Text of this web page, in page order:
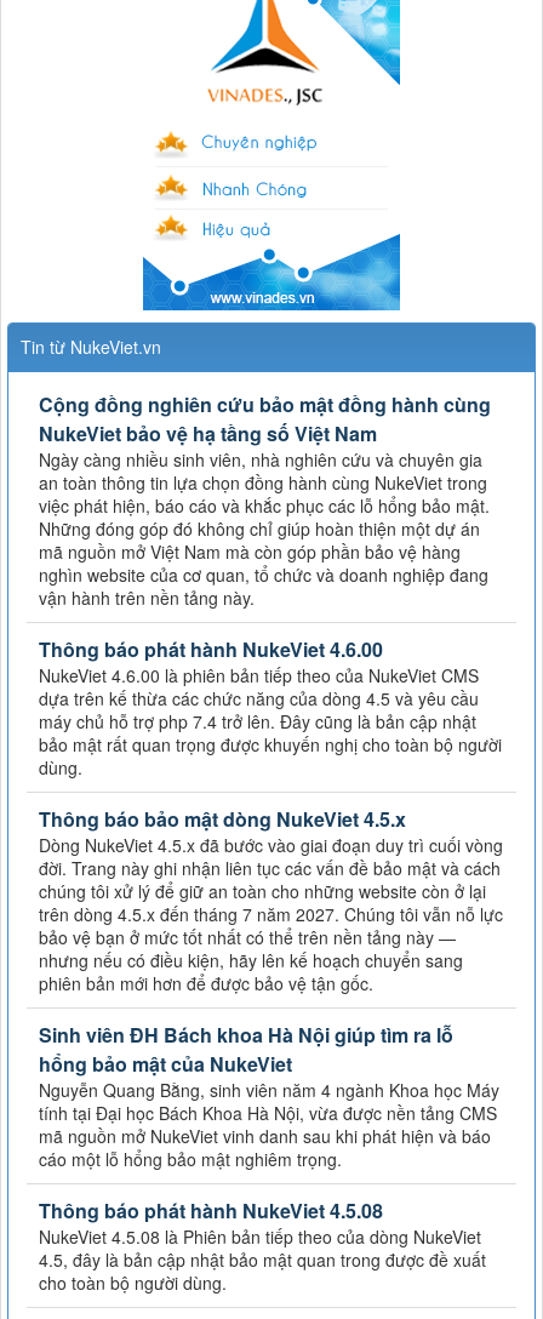
Tin từ NukeViet.vn
Cộng đồng nghiên cứu bảo mật đồng hành cùng
NukeViet bảo vệ hạ tầng số Việt Nam
Ngày càng nhiều sinh viên, nhà nghiên cứu và chuyên gia
an toàn thông tin lựa chọn đồng hành cùng NukeViet trong
việc phát hiện, báo cáo và khắc phục các lỗ hổng bảo mật.
Những đóng góp đó không chỉ giúp hoàn thiện một dự án
mã nguồn mở Việt Nam mà còn góp phần bảo vệ hàng
nghìn website của cơ quan, tổ chức và doanh nghiệp đang
vận hành trên nền tảng này.
Thông báo phát hành NukeViet 4.6.00
NukeViet 4.6.00 là phiên bản tiếp theo của NukeViet CMS
dựa trên kế thừa các chức năng của dòng 4.5 và yêu cầu
máy chủ hỗ trợ php 7.4 trở lên. Đây cũng là bản cập nhật
bảo mật rất quan trọng được khuyến nghị cho toàn bộ người
dùng.
Thông báo bảo mật dòng NukeViet 4.5.x
Dòng NukeViet 4.5.x đã bước vào giai đoạn duy trì cuối vòng
đời. Trang này ghi nhận liên tục các vấn đề bảo mật và cách
chúng tôi xử lý để giữ an toàn cho những website còn ở lại
trên dòng 4.5.x đến tháng 7 năm 2027. Chúng tôi vẫn nỗ lực
bảo vệ bạn ở mức tốt nhất có thể trên nền tảng này —
nhưng nếu có điều kiện, hãy lên kế hoạch chuyển sang
phiên bản mới hơn để được bảo vệ tận gốc.
Sinh viên ĐH Bách khoa Hà Nội giúp tìm ra lỗ
hổng bảo mật của NukeViet
Nguyễn Quang Bằng, sinh viên năm 4 ngành Khoa học Máy
tính tại Đại học Bách Khoa Hà Nội, vừa được nền tảng CMS
mã nguồn mở NukeViet vinh danh sau khi phát hiện và báo
cáo một lỗ hổng bảo mật nghiêm trọng.
Thông báo phát hành NukeViet 4.5.08
NukeViet 4.5.08 là Phiên bản tiếp theo của dòng NukeViet
4.5, đây là bản cập nhật bảo mật quan trong được đề xuất
cho toàn bộ người dùng.